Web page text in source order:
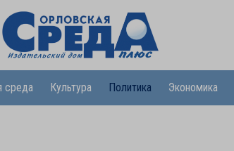
среда Культура Политика Экономика